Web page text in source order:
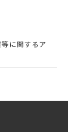
に関するア